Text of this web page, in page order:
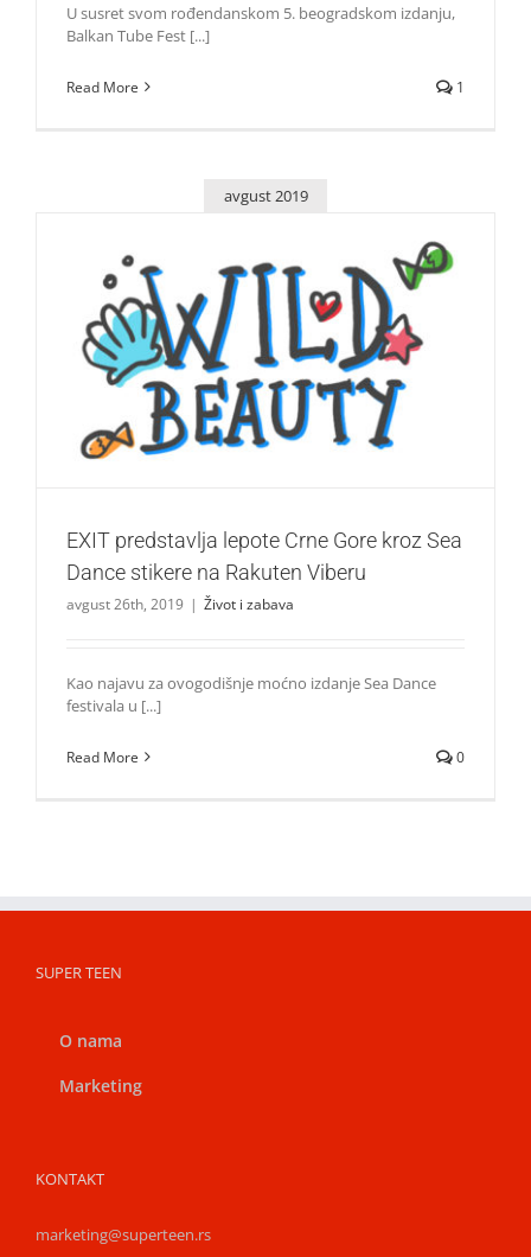
U susret svom rođendanskom 5. beogradskom izdanju,
Balkan Tube Fest [...]
Read More 1
avgust 2019
EXIT predstavlja lepote Crne Gore kroz Sea Dance stikere
na Rakuten Viberu
Život i zabava
EXIT predstavlja lepote Crne Gore kroz Sea
Dance stikere na Rakuten Viberu
avgust 26th, 2019 | Život i zabava
Kao najavu za ovogodišnje moćno izdanje Sea Dance
festivala u [...]
Read More 0
SUPER TEEN
O nama
Marketing
KONTAKT
marketing@superteen.rs